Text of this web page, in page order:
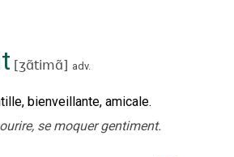
[ʒɑ̃timɑ̃] adv.
bienveillante, amicale.
se moquer gentiment.